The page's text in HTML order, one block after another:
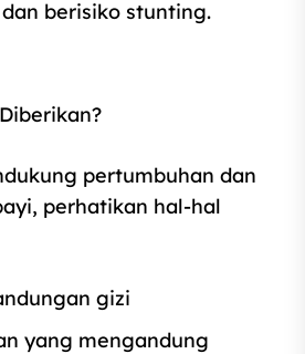
berisiko stunting.
pertumbuhan dan
perhatikan hal‑hal
gizi
yang mengandung